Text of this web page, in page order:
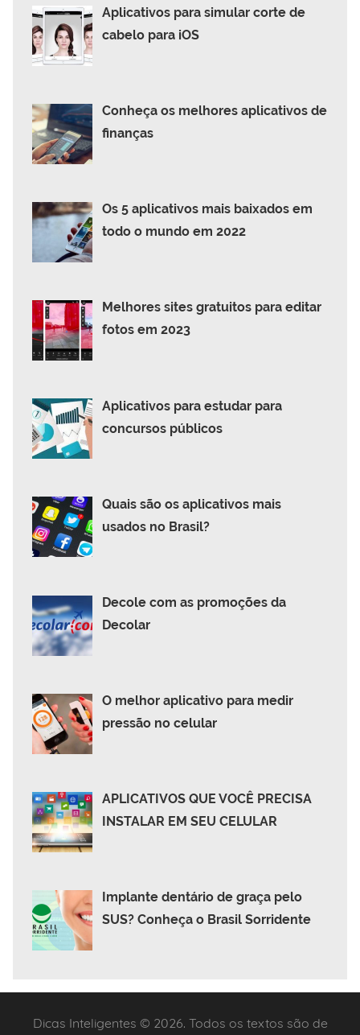
Aplicativos para simular corte de
cabelo para iOS
Conheça os melhores aplicativos de
finanças
Os 5 aplicativos mais baixados em
todo o mundo em 2022
Melhores sites gratuitos para editar
fotos em 2023
Aplicativos para estudar para
concursos públicos
Quais são os aplicativos mais
usados no Brasil?
Decole com as promoções da
Decolar
O melhor aplicativo para medir
pressão no celular
APLICATIVOS QUE VOCÊ PRECISA
INSTALAR EM SEU CELULAR
Implante dentário de graça pelo
SUS? Conheça o Brasil Sorridente
Dicas Inteligentes © 2026. Todos os textos são de